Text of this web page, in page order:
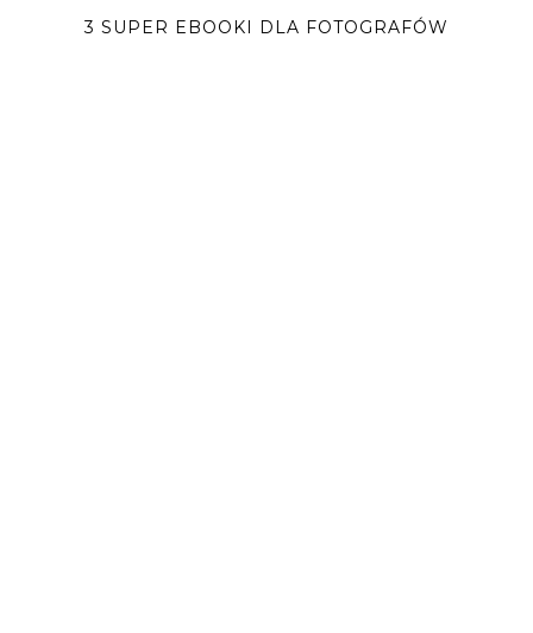
3 SUPER EBOOKI DLA FOTOGRAFÓW